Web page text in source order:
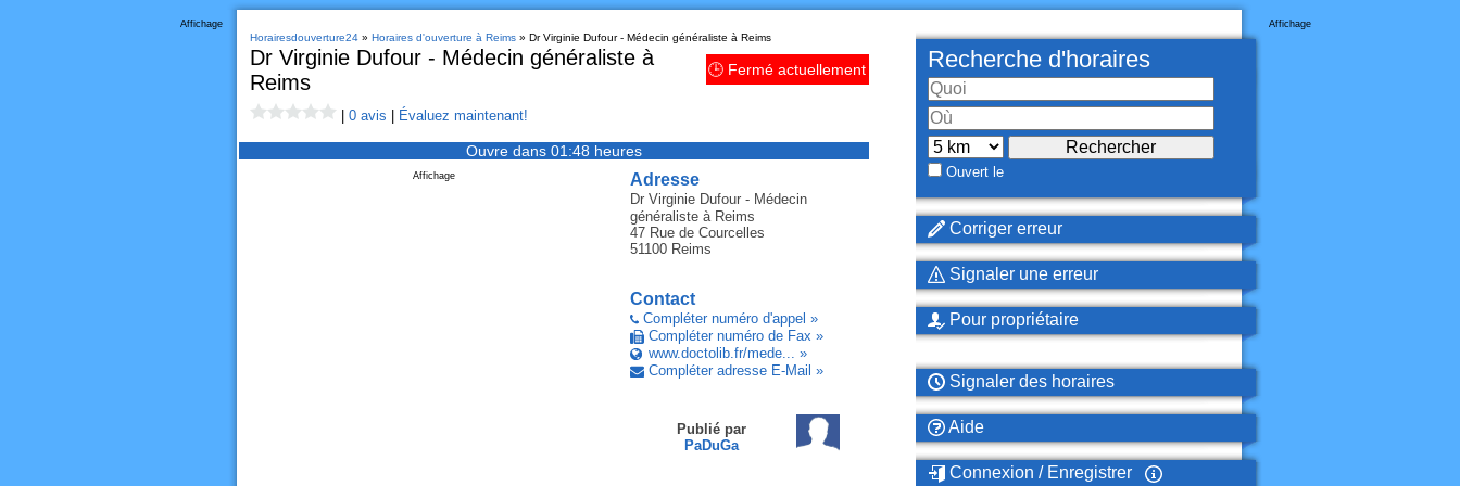
Affichage
Horairesdouverture24» Horaires d'ouverture à Reims» Dr Virginie Dufour - Médecin généraliste à Reims
Dr Virginie Dufour - Médecin généraliste à
Reims
🕒 Fermé actuellement
0 avis Évaluez maintenant!
Ouvre dans 01:48 heures
Adresse
Dr Virginie Dufour - Médecin
généralisteà Reims
47 Rue de Courcelles
51100 Reims
Contact
Compléter numéro d'appel »
Compléter numéro de Fax »
www.doctolib.fr/mede... »
Compléter adresse E-Mail »
Publié par
PaDuGa
Affichage
Affichage
Recherche d'horaires
Ouvert le
Corriger erreur
Signaler une erreur
Pour propriétaire
Signaler des horaires
Aide
Connexion / Enregistrer